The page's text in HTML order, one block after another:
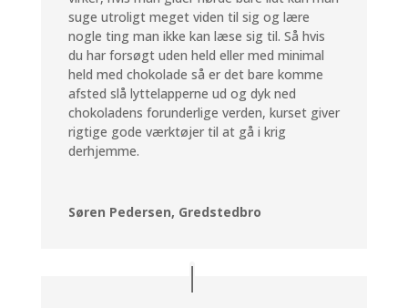
suge utroligt meget viden til sig og lære
nogle ting man ikke kan læse sig til. Så hvis
du har forsøgt uden held eller med minimal
held med chokolade så er det bare komme
afsted slå lyttelapperne ud og dyk ned
chokoladens forunderlige verden, kurset giver
rigtige gode værktøjer til at gå i krig
derhjemme.
Søren Pedersen, Gredstedbro